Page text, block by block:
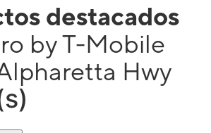
destacados
by T-Mobile
Hwy